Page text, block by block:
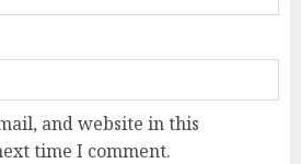
and website in this
time I comment.